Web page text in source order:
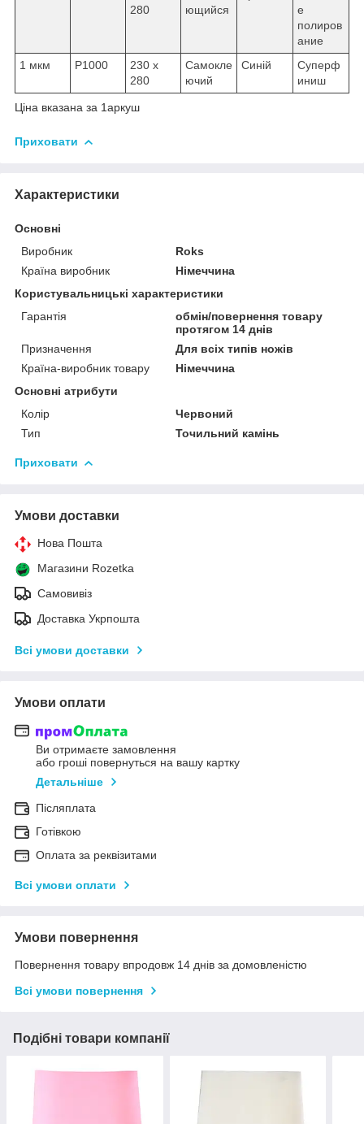
280
ющийся
е
полиров
ание
1 мкм
P1000
230 x
280
Самокле
ючий
Синій
Суперф
иниш
Ціна вказана за 1аркуш
Приховати
Характеристики
Основні
Виробник
Roks
Країна виробник
Німеччина
Користувальницькі характеристики
Гарантія
обмін/повернення товару
протягом 14 днів
Призначення
Для всіх типів ножів
Країна-виробник товару
Німеччина
Основні атрибути
Колір
Червоний
Тип
Точильний камінь
Приховати
Умови доставки
Нова Пошта
Магазини Rozetka
Самовивіз
Доставка Укрпошта
Всі умови доставки
Умови оплати
Ви отримаєте замовлення
або гроші повернуться на вашу картку
Детальніше
Післяплата
Готівкою
Оплата за реквізитами
Всі умови оплати
Умови повернення
Повернення товару впродовж 14 днів за домовленістю
Всі умови повернення
Подібні товари компанії